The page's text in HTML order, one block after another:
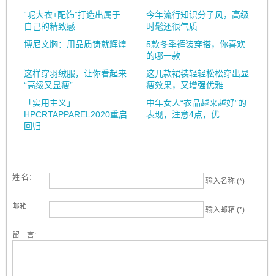
“呢大衣+配饰”打造出属于
自己的精致感
今年流行知识分子风，高级
时髦还很气质
博尼文胸：用品质铸就辉煌
5款冬季裤装穿搭，你喜欢
的哪一款
这样穿羽绒服，让你看起来
“高级又显瘦”
这几款裙装轻轻松松穿出显
瘦效果，又增强优雅...
「实用主义」
HPCRTAPPAREL2020重启
回归
中年女人“衣品越来越好”的
表现，注意4点，优...
姓 名： 输入名称 (*)
邮箱 输入邮箱 (*)
留 言: